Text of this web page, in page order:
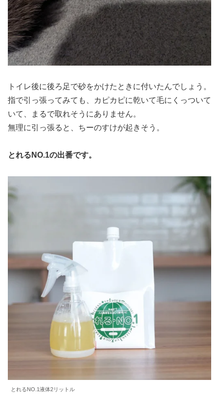
トイレ後に後ろ足で砂をかけたときに付いたんでしょう。
指で引っ張ってみても、カピカピに乾いて毛にくっついて
いて、まるで取れそうにありません。
無理に引っ張ると、ちーのすけが起きそう。
とれるNO.1の出番です。
とれるNO.1液体2リットル